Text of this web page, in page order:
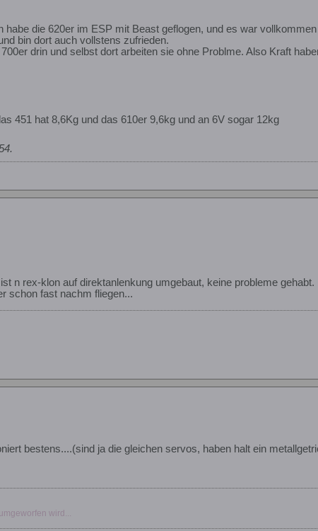
die 620er im ESP mit Beast geflogen, und es war
bin dort auch vollstens zufrieden.
drin und selbst dort arbeiten sie ohne Problme. Also Kraft
451 hat 8,6Kg und das 610er 9,6kg und an 6V sogar 12kg
.
n rex-klon auf direktanlenkung umgebaut, keine probleme gehabt.
schon fast nachm fliegen...
bestens....(sind ja die gleichen servos, haben halt ein
wird...